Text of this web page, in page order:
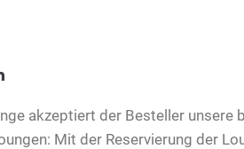
akzeptiert der Besteller unsere
Mit der Reservierung der